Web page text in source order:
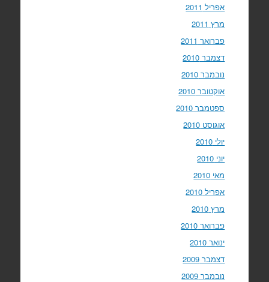
אפריל 2011
מרץ 2011
פברואר 2011
דצמבר 2010
נובמבר 2010
אוקטובר 2010
ספטמבר 2010
אוגוסט 2010
יולי 2010
יוני 2010
מאי 2010
אפריל 2010
מרץ 2010
פברואר 2010
ינואר 2010
דצמבר 2009
נובמבר 2009